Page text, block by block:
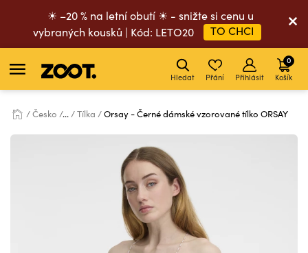
☀ –20 % na letní obutí ☀ - snižte si cenu u
vybraných kousků | Kód: LETO20
TO CHCI
Hledat Přání Přihlásit Košík
0
Česko ... Tílka Orsay - Černé dámské vzorované tílko ORSAY